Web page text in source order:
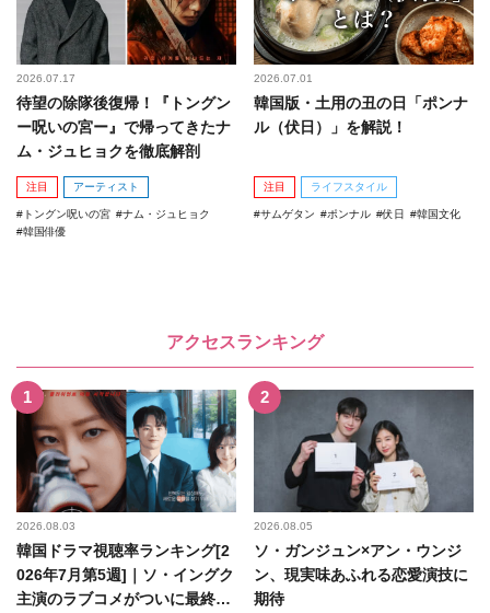
2026.07.17
待望の除隊後復帰！『トングン
ー呪いの宮ー』で帰ってきたナ
ム・ジュヒョクを徹底解剖
注目 アーティスト
トングン呪いの宮
ナム・ジュヒョク
韓国俳優
2026.07.01
韓国版・土用の丑の日「ポンナ
ル（伏日）」を解説！
注目 ライフスタイル
サムゲタン ポンナル 伏日 韓国文化
アクセスランキング
2026.08.03
韓国ドラマ視聴率ランキング[2
026年7月第5週]｜ソ・イングク
主演のラブコメがついに最終
2026.08.05
ソ・ガンジュン×アン・ウンジ
ン、現実味あふれる恋愛演技に
期待